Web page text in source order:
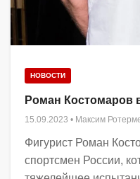
НОВОСТИ
Роман Костомаров
15.09.2023 • Максим
Фигурист Роман
спортсмен России,